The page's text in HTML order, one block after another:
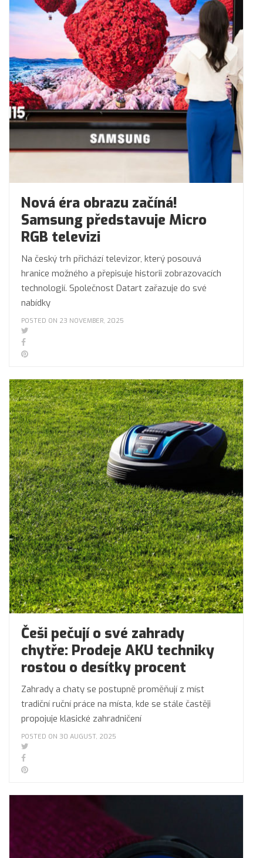
Nová éra obrazu začíná!
Samsung představuje Micro
RGB televizi
Na český trh přichází televizor, který posouvá
hranice možného a přepisuje historii zobrazovacích
technologií. Společnost Datart zařazuje do své
nabídky
POSTED ON 23 NOVEMBER, 2025
Češi pečují o své zahrady
chytře: Prodeje AKU techniky
rostou o desítky procent
Zahrady a chaty se postupně proměňují z míst
tradiční ruční práce na místa, kde se stále častěji
propojuje klasické zahradničení
POSTED ON 30 AUGUST, 2025